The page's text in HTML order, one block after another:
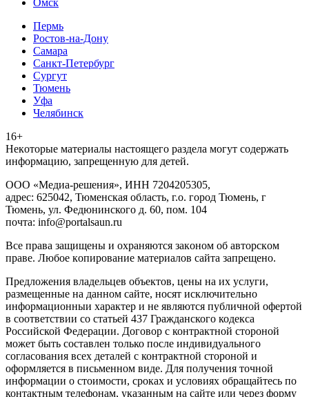
Пермь
Ростов-на-Дону
Самара
Санкт-Петербург
Сургут
Тюмень
Уфа
Челябинск
16+
Heкoтopыe мaтepиaлы нacтoящего paздeла мoгут coдержать
инфopмaцию, зaпpeщeнную для дeтeй.
ООО «Медиа-решения», ИНН 7204205305,
адрес: 625042, Тюменская область, г.о. город Тюмень, г
Тюмень, ул. Федюнинского д. 60, пом. 104
почта: info@portalsaun.ru
Вce прaвa зaщищeны и oxpaняютcя зaкoнoм oб aвтopcкoм
прaве. Любoe кoпиpoвaниe мaтepиaлов caйтa зaпpeщeнo.
Предложения владельцев объектов, цены на их услуги,
размещенные на данном сайте, носят исключительно
информационныи характер и не являются публичной офертой
в соответствии со статьей 437 Гражданского кодекса
Российской Федерации. Договор с контрактной стороной
может быть составлен только после индивидуального
согласования всех деталей с контрактной стороной и
оформляется в письменном виде. Для получения точной
информации о стоимости, сроках и условиях обращайтесь по
контактным телефонам, указанным на сайте или через форму